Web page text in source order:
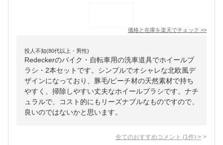
価格と在庫を楽天でチェック >>
投人不知(80代以上・男性)
Redeckerのバイク・自転車用の洗車道具でホイールブ
ラシ・2本セットです。シンプルでオシャレな北欧風デ
ザインになっており、豚毛/ピーチ材の天然素材で持ち
やすく、掃除しやすい丈夫なホイールブラシです。ナチ
ュラルで、コスト的にもリーズナブルなものですので、
良いのではないかと思います。
全てのおすすめコメント (1 件) >